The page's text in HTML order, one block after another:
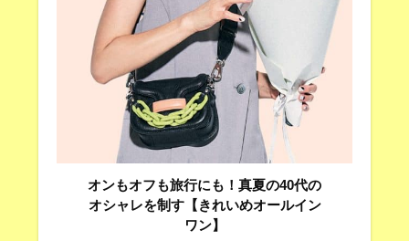
オンもオフも旅行にも！真夏の40代の
オシャレを制す【きれいめオールイン
ワン】